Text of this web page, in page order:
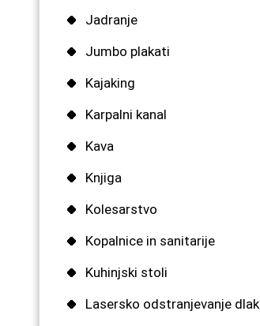
Jadranje
Jumbo plakati
Kajaking
Karpalni kanal
Kava
Knjiga
Kolesarstvo
Kopalnice in sanitarije
Kuhinjski stoli
Lasersko odstranjevanje dlak